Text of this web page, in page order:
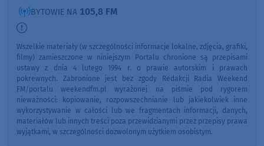
BYTOWIE NA 105,8 FM
Wszelkie materiały (w szczególności informacje lokalne, zdjęcia, grafiki,
filmy) zamieszczone w niniejszym Portalu chronione są przepisami
ustawy z dnia 4 lutego 1994 r. o prawie autorskim i prawach
pokrewnych. Zabronione jest bez zgody Redakcji Radia Weekend
FM/portalu weekendfm.pl wyrażonej na piśmie pod rygorem
nieważności: kopiowanie, rozpowszechnianie lub jakiekolwiek inne
wykorzystywanie w całości lub we fragmentach informacji, danych,
materiałów lub innych treści poza przewidzianymi przez przepisy prawa
wyjątkami, w szczególności dozwolonym użytkiem osobistym.